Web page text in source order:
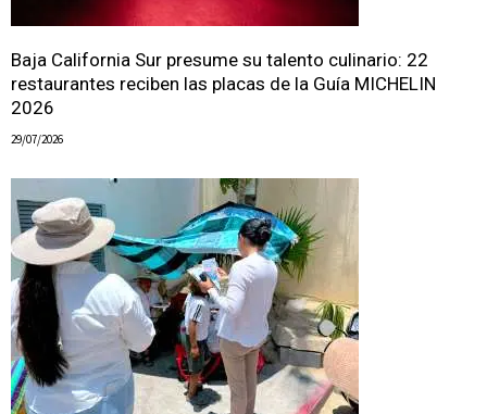
Baja California Sur presume su talento culinario: 22
restaurantes reciben las placas de la Guía MICHELIN
2026
29/07/2026